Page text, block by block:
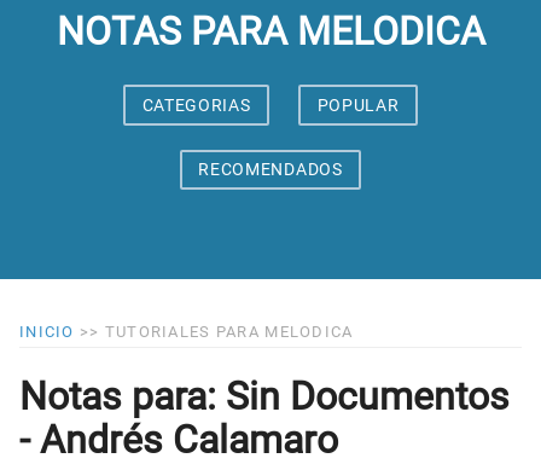
NOTAS PARA MELODICA
CATEGORIAS POPULAR
RECOMENDADOS
INICIO >> TUTORIALES PARA MELODICA
Notas para: Sin Documentos
- Andrés Calamaro